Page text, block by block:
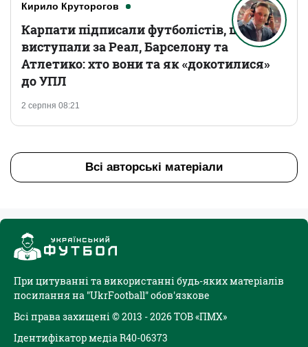
Кирило Круторогов
2 серпня 08:21
Карпати підписали футболістів, що
виступали за Реал, Барселону та
Атлетико: хто вони та як «докотилися»
до УПЛ
Всі авторські матеріали
При цитуванні та використанні будь-яких матеріалів
посилання на "UkrFootball" обов'язкове
Всі права захищені © 2013 - 2026 ТОВ «ПМХ»
Ідентифікатор медіа R40-06373